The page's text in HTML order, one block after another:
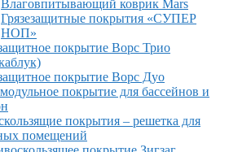
Влаговпитывающий коврик Mars
Грязезащитные покрытия «СУПЕР
НОП»
покрытие Ворс Трио
покрытие Ворс Дуо
покрытие для бассейнов и
покрытия – решетка для
помещений